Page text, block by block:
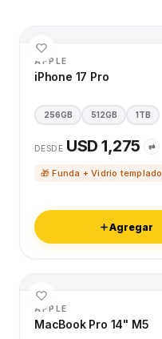
APPLE
iPhone 17 Pro
256GB 512GB 1TB
DESDE USD 1,275 ⇄
🎁 Funda + Vidrio templado
Agregar
APPLE
MacBook Pro 14" M5